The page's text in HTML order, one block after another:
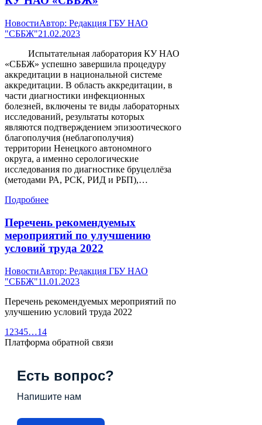
НовостиАвтор: Редакция ГБУ НАО
"СББЖ"21.02.2023
Испытательная лаборатория КУ НАО
«СББЖ» успешно завершила процедуру
аккредитации в национальной системе
аккредитации. В область аккредитации, в
части диагностики инфекционных
болезней, включены те виды лабораторных
исследований, результаты которых
являются подтверждением эпизоотического
благополучия (неблагополучия)
территории Ненецкого автономного
округа, а именно серологические
исследования по диагностике бруцеллёза
(методами РА, РСК, РИД и РБП),…
Подробнее
Перечень рекомендуемых
мероприятий по улучшению
условий труда 2022
НовостиАвтор: Редакция ГБУ НАО
"СББЖ"11.01.2023
Перечень рекомендуемых мероприятий по
улучшению условий труда 2022
1 2345…14
Платформа обратной связи
Есть вопрос?
Напишите нам